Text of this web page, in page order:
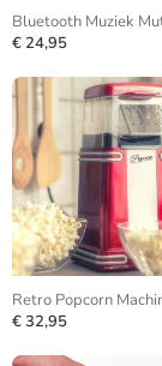
Bluetooth Muziek
€ 24,95
Retro Popcorn
€ 32,95